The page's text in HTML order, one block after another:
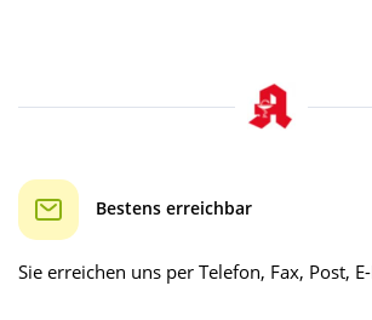
Bestens erreichbar
Sie erreichen uns per Telefon, Fax, Post,